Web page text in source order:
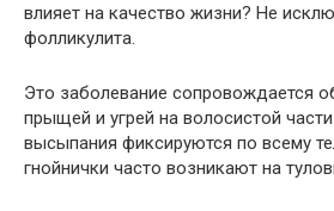
влияет на качество жизни? Не
фолликулита.
Это заболевание сопровождается
прыщей и угрей на волосистой
высыпания фиксируются по всему
гнойнички часто возникают на